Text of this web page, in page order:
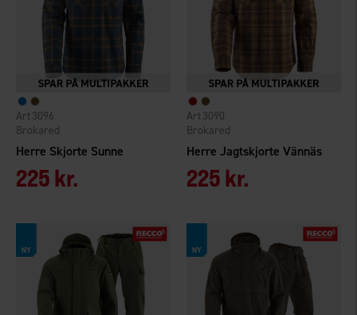
Herre Skjorte Sunne
Brokared
3096
225 kr.
Herre Jagtskjorte Vännäs
Brokared
3090
225 kr.